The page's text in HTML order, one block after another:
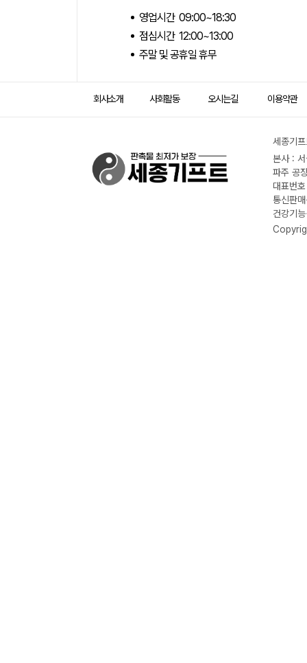
영업시간 09:00~18:30
점심시간 12:00~13:00
주말 및 공휴일 휴무
회사소개 사회활동 오시는길 이용약관
세종기
본사 :
파주 공
대표번
통신판
건강기